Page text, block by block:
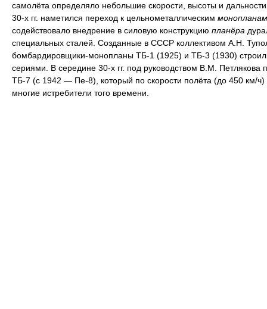
самолёта определяло небольшие скорости, высоты и
30-х гг. наметился переход к цельнометаллическим
содействовало внедрение в силовую конструкцию планёра
специальных сталей. Созданные в СССР коллективом А.Н.
бомбардировщики-монопланы ТБ-1 (1925) и ТБ-3 (1930)
сериями. В середине 30-х гг. под руководством В.М. Петлякова
ТБ-7 (с 1942 — Пе-8), который по скорости полёта (до 450 км/ч)
многие истребители того времени.